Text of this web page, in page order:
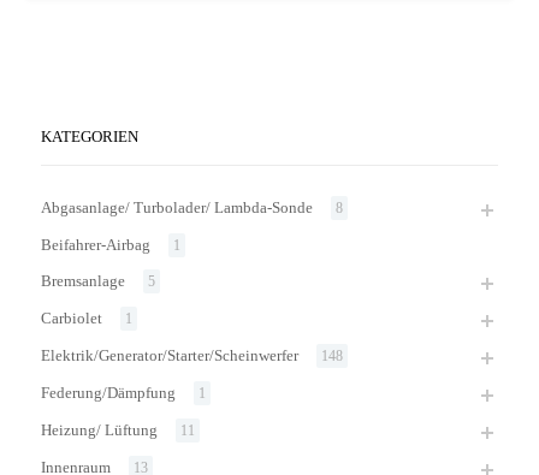
KATEGORIEN
Abgasanlage/ Turbolader/ Lambda-Sonde 8
Beifahrer-Airbag 1
Bremsanlage 5
Carbiolet 1
Elektrik/Generator/Starter/Scheinwerfer 148
Federung/Dämpfung 1
Heizung/ Lüftung 11
Innenraum 13